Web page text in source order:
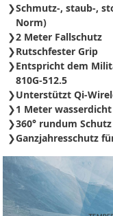
Schmutz-, staub-,
Norm)
2 Meter Fallschutz
Rutschfester Grip
Entspricht dem
810G-512.5
Unterstützt Qi-
1 Meter
360° rundum Schutz
Ganzjahresschutz